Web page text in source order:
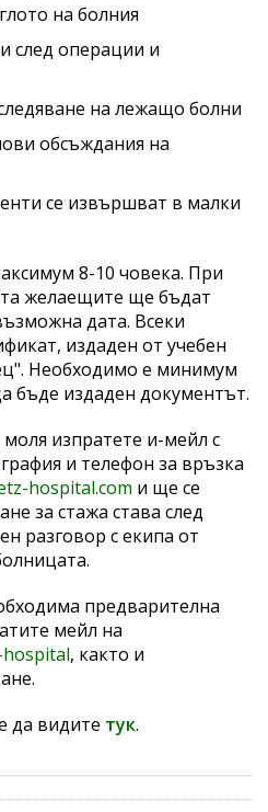
на болния
след оперaции и
на лежащо болни
обсъждания на
се извършват в малки
8-10 човека. При
желаещите ще бъдат
дата. Всеки
издаден от учебен
Необходимо е минимум
бъде издаден документът.
изпратете и-мейл с
и телефон за връзка
hospital.com и ще се
за стажа става след
разговор с екипа от
предварителна
мейл на
, както и
да видите тук.